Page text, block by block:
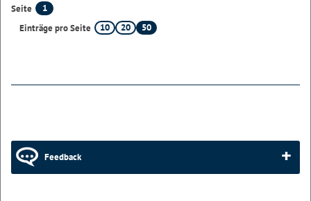
Seite
1
Einträge pro Seite
10 20 50
Feedback